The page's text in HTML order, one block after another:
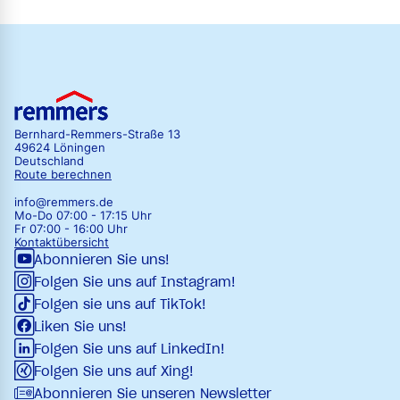
Bernhard-Remmers-Straße 13
49624 Löningen
Deutschland
Route berechnen
info@remmers.de
Mo-Do 07:00 - 17:15 Uhr
Fr 07:00 - 16:00 Uhr
Kontaktübersicht
Abonnieren Sie uns!
Folgen Sie uns auf Instagram!
Folgen sie uns auf TikTok!
Liken Sie uns!
Folgen Sie uns auf LinkedIn!
Folgen Sie uns auf Xing!
Abonnieren Sie unseren Newsletter